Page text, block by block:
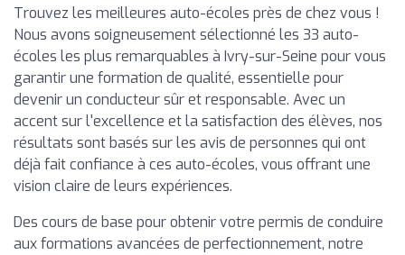
Trouvez les meilleures auto-écoles près de chez vous !
Nous avons soigneusement sélectionné les 33 auto-
écoles les plus remarquables à Ivry-sur-Seine pour vous
garantir une formation de qualité, essentielle pour
devenir un conducteur sûr et responsable. Avec un
accent sur l'excellence et la satisfaction des élèves, nos
résultats sont basés sur les avis de personnes qui ont
déjà fait confiance à ces auto-écoles, vous offrant une
vision claire de leurs expériences.
Des cours de base pour obtenir votre permis de conduire
aux formations avancées de perfectionnement, notre